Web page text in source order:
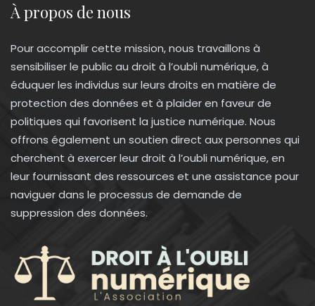
À propos de nous
Pour accomplir cette mission, nous travaillons à
sensibiliser le public au droit à l’oubli numérique, à
éduquer les individus sur leurs droits en matière de
protection des données et à plaider en faveur de
politiques qui favorisent la justice numérique. Nous
offrons également un soutien direct aux personnes qui
cherchent à exercer leur droit à l’oubli numérique, en
leur fournissant des ressources et une assistance pour
naviguer dans le processus de demande de
suppression des données.